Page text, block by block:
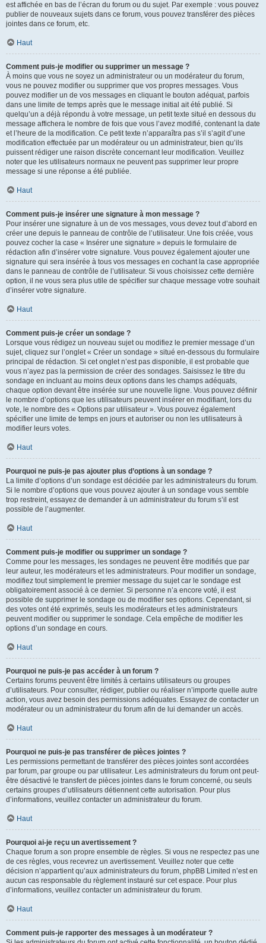
est affichée en bas de l’écran du forum ou du sujet. Par exemple : vous pouvez
publier de nouveaux sujets dans ce forum, vous pouvez transférer des pièces
jointes dans ce forum, etc.
Haut
Comment puis-je modifier ou supprimer un message ?
À moins que vous ne soyez un administrateur ou un modérateur du forum,
vous ne pouvez modifier ou supprimer que vos propres messages. Vous
pouvez modifier un de vos messages en cliquant le bouton adéquat, parfois
dans une limite de temps après que le message initial ait été publié. Si
quelqu’un a déjà répondu à votre message, un petit texte situé en dessous du
message affichera le nombre de fois que vous l’avez modifié, contenant la date
et l’heure de la modification. Ce petit texte n’apparaîtra pas s’il s’agit d’une
modification effectuée par un modérateur ou un administrateur, bien qu’ils
puissent rédiger une raison discrète concernant leur modification. Veuillez
noter que les utilisateurs normaux ne peuvent pas supprimer leur propre
message si une réponse a été publiée.
Haut
Comment puis-je insérer une signature à mon message ?
Pour insérer une signature à un de vos messages, vous devez tout d’abord en
créer une depuis le panneau de contrôle de l’utilisateur. Une fois créée, vous
pouvez cocher la case « Insérer une signature » depuis le formulaire de
rédaction afin d’insérer votre signature. Vous pouvez également ajouter une
signature qui sera insérée à tous vos messages en cochant la case appropriée
dans le panneau de contrôle de l’utilisateur. Si vous choisissez cette dernière
option, il ne vous sera plus utile de spécifier sur chaque message votre souhait
d’insérer votre signature.
Haut
Comment puis-je créer un sondage ?
Lorsque vous rédigez un nouveau sujet ou modifiez le premier message d’un
sujet, cliquez sur l’onglet « Créer un sondage » situé en-dessous du formulaire
principal de rédaction. Si cet onglet n’est pas disponible, il est probable que
vous n’ayez pas la permission de créer des sondages. Saisissez le titre du
sondage en incluant au moins deux options dans les champs adéquats,
chaque option devant être insérée sur une nouvelle ligne. Vous pouvez définir
le nombre d’options que les utilisateurs peuvent insérer en modifiant, lors du
vote, le nombre des « Options par utilisateur ». Vous pouvez également
spécifier une limite de temps en jours et autoriser ou non les utilisateurs à
modifier leurs votes.
Haut
Pourquoi ne puis-je pas ajouter plus d’options à un sondage ?
La limite d’options d’un sondage est décidée par les administrateurs du forum.
Si le nombre d’options que vous pouvez ajouter à un sondage vous semble
trop restreint, essayez de demander à un administrateur du forum s’il est
possible de l’augmenter.
Haut
Comment puis-je modifier ou supprimer un sondage ?
Comme pour les messages, les sondages ne peuvent être modifiés que par
leur auteur, les modérateurs et les administrateurs. Pour modifier un sondage,
modifiez tout simplement le premier message du sujet car le sondage est
obligatoirement associé à ce dernier. Si personne n’a encore voté, il est
possible de supprimer le sondage ou de modifier ses options. Cependant, si
des votes ont été exprimés, seuls les modérateurs et les administrateurs
peuvent modifier ou supprimer le sondage. Cela empêche de modifier les
options d’un sondage en cours.
Haut
Pourquoi ne puis-je pas accéder à un forum ?
Certains forums peuvent être limités à certains utilisateurs ou groupes
d’utilisateurs. Pour consulter, rédiger, publier ou réaliser n’importe quelle autre
action, vous avez besoin des permissions adéquates. Essayez de contacter un
modérateur ou un administrateur du forum afin de lui demander un accès.
Haut
Pourquoi ne puis-je pas transférer de pièces jointes ?
Les permissions permettant de transférer des pièces jointes sont accordées
par forum, par groupe ou par utilisateur. Les administrateurs du forum ont peut-
être désactivé le transfert de pièces jointes dans le forum concerné, ou seuls
certains groupes d’utilisateurs détiennent cette autorisation. Pour plus
d’informations, veuillez contacter un administrateur du forum.
Haut
Pourquoi ai-je reçu un avertissement ?
Chaque forum a son propre ensemble de règles. Si vous ne respectez pas une
de ces règles, vous recevrez un avertissement. Veuillez noter que cette
décision n’appartient qu’aux administrateurs du forum, phpBB Limited n’est en
aucun cas responsable du règlement instauré sur cet espace. Pour plus
d’informations, veuillez contacter un administrateur du forum.
Haut
Comment puis-je rapporter des messages à un modérateur ?